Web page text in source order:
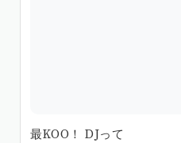
最KOO！ DJって